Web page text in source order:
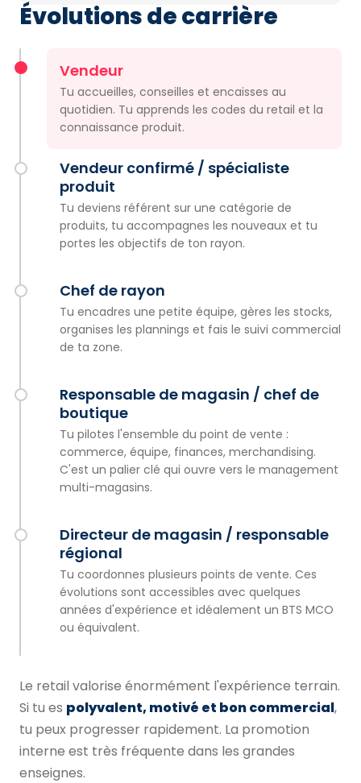
Évolutions de carrière
Vendeur
Tu accueilles, conseilles et encaisses au
quotidien. Tu apprends les codes du retail et la
connaissance produit.
Vendeur confirmé / spécialiste
produit
Tu deviens référent sur une catégorie de
produits, tu accompagnes les nouveaux et tu
portes les objectifs de ton rayon.
Chef de rayon
Tu encadres une petite équipe, gères les stocks,
organises les plannings et fais le suivi commercial
de ta zone.
Responsable de magasin / chef de
boutique
Tu pilotes l'ensemble du point de vente :
commerce, équipe, finances, merchandising.
C'est un palier clé qui ouvre vers le management
multi-magasins.
Directeur de magasin / responsable
régional
Tu coordonnes plusieurs points de vente. Ces
évolutions sont accessibles avec quelques
années d'expérience et idéalement un BTS MCO
ou équivalent.
Le retail valorise énormément l'expérience terrain.
Si tu es polyvalent, motivé et bon commercial,
tu peux progresser rapidement. La promotion
interne est très fréquente dans les grandes
enseignes.